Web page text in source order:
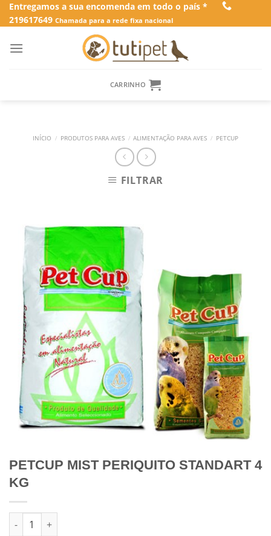
SkipEntregamos a sua encomenda em todo o país *
219617649 Chamada para a rede fixa nacional
CARRINHO
INÍCIO / PRODUTOS PARA AVES / ALIMENTAÇÃO PARA AVES / PETCUP
FILTRAR
PETCUP MIST PERIQUITO STANDART 4
KG
Quantidade de PETCUP MIST PERIQUITO STANDART 4 KG